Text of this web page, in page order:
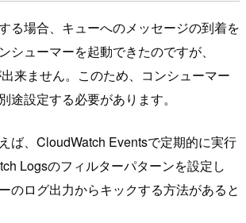
る場合、キューへのメッセージの到着を
シューマーを起動できたのですが、
来ません。このため、コンシューマー
途設定する必要があります。
ば、CloudWatch Eventsで定期的に実行
Logsのフィルターパターンを設定し
のログ出力からキックする方法があると